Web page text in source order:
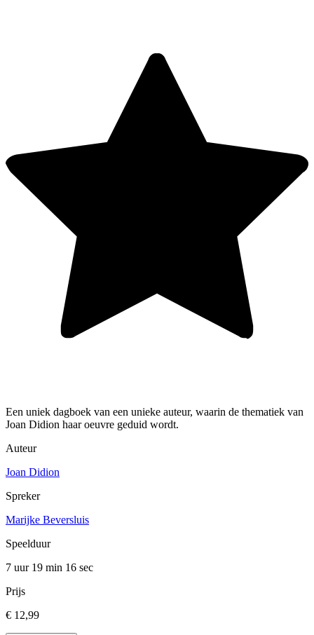
Een uniek dagboek van een unieke auteur, waarin de thematiek van
Joan Didion haar oeuvre geduid wordt.
Auteur
Joan Didion
Spreker
Marijke Beversluis
Speelduur
7 uur 19 min 16 sec
Prijs
€ 12,99